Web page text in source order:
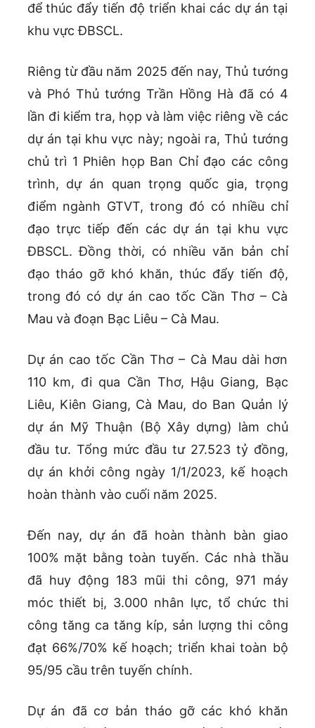
để thúc đẩy tiến độ triển khai các dự án tại
khu vực ĐBSCL.
Riêng từ đầu năm 2025 đến nay, Thủ tướng
và Phó Thủ tướng Trần Hồng Hà đã có 4
lần đi kiểm tra, họp và làm việc riêng về các
dự án tại khu vực này; ngoài ra, Thủ tướng
chủ trì 1 Phiên họp Ban Chỉ đạo các công
trình, dự án quan trọng quốc gia, trọng
điểm ngành GTVT, trong đó có nhiều chỉ
đạo trực tiếp đến các dự án tại khu vực
ĐBSCL. Đồng thời, có nhiều văn bản chỉ
đạo tháo gỡ khó khăn, thúc đẩy tiến độ,
trong đó có dự án cao tốc Cần Thơ – Cà
Mau và đoạn Bạc Liêu – Cà Mau.
Dự án cao tốc Cần Thơ – Cà Mau dài hơn
110 km, đi qua Cần Thơ, Hậu Giang, Bạc
Liêu, Kiên Giang, Cà Mau, do Ban Quản lý
dự án Mỹ Thuận (Bộ Xây dựng) làm chủ
đầu tư. Tổng mức đầu tư 27.523 tỷ đồng,
dự án khởi công ngày 1/1/2023, kế hoạch
hoàn thành vào cuối năm 2025.
Đến nay, dự án đã hoàn thành bàn giao
100% mặt bằng toàn tuyến. Các nhà thầu
đã huy động 183 mũi thi công, 971 máy
móc thiết bị, 3.000 nhân lực, tổ chức thi
công tăng ca tăng kíp, sản lượng thi công
đạt 66%/70% kế hoạch; triển khai toàn bộ
95/95 cầu trên tuyến chính.
Dự án đã cơ bản tháo gỡ các khó khăn